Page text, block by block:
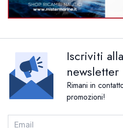
Iscriviti
newsletter
Rimani in
promozioni!